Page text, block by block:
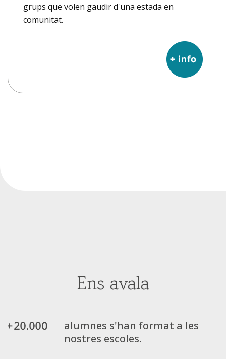
grups que volen gaudir d'una estada en
comunitat.
Ens avala
alumnes s'han format a les
nostres escoles.